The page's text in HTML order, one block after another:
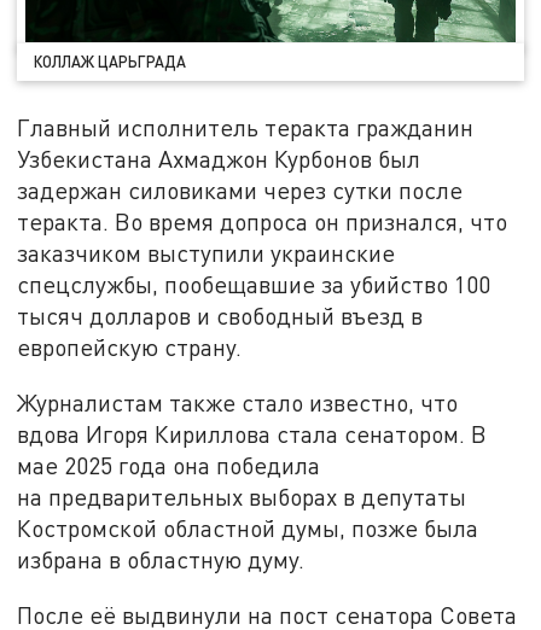
КОЛЛАЖ ЦАРЬГРАДА
Главный исполнитель теракта гражданин
Узбекистана Ахмаджон Курбонов был
задержан силовиками через сутки после
теракта. Во время допроса он признался, что
заказчиком выступили украинские
спецслужбы, пообещавшие за убийство 100
тысяч долларов и свободный въезд в
европейскую страну.
Журналистам также стало известно, что
вдова Игоря Кириллова стала сенатором. В
мае 2025 года она победила
на предварительных выборах в депутаты
Костромской областной думы, позже была
избрана в областную думу.
После её выдвинули на пост сенатора Совета